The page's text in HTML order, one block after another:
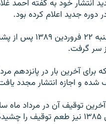
انتشار خود به گفته احمد
دوره جديد اعلام کرده بود.
روزنامه «شرق»
سر گرفت.